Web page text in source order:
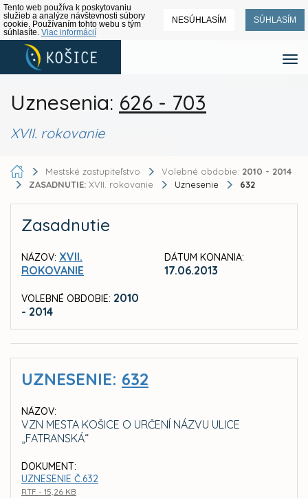
Tento web používa k poskytovaniu
služieb a analýze návštevnosti súbory
cookie. Používaním tohto webu s tým
súhlasíte. Viac informácií
NESÚHLASÍM SÚHLASÍM
Uznesenia: 626 - 703
XVII. rokovanie
Mestské zastupiteľstvo Volebné obdobie: 2010 - 2014
ZASADNUTIE: XVII. rokovanie Uznesenie 632
Zasadnutie
NÁZOV: XVII.
ROKOVANIE
VOLEBNÉ OBDOBIE: 2010
- 2014
DÁTUM KONANIA:
17.06.2013
UZNESENIE: 632
NÁZOV:
VZN MESTA KOŠICE O URČENÍ NÁZVU ULICE
„FATRANSKÁ“
DOKUMENT:
UZNESENIE Č.632
RTF - 15,26 KB